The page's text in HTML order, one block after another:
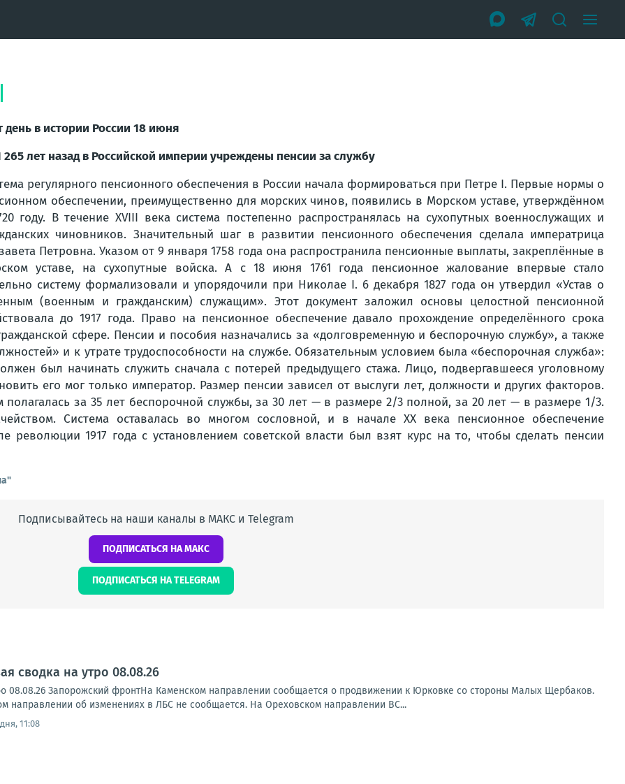
день в истории России 18 июня
265 лет назад в Российской империи учреждены пенсии за службу
регулярного пенсионного обеспечения в России начала формироваться при Петре I. Первые нормы о
обеспечении, преимущественно для морских чинов, появились в Морском уставе, утверждённом
году. В течение XVIII века система постепенно распространялась на сухопутных военнослужащих и
чиновников. Значительный шаг в развитии пенсионного обеспечения сделала императрица
Петровна. Указом от 9 января 1758 года она распространила пенсионные выплаты, закреплённые в
уставе, на сухопутные войска. А с 18 июня 1761 года пенсионное жалование впервые стало
систему формализовали и упорядочили при Николае I. 6 декабря 1827 года он утвердил «Устав о
(военным и гражданским) служащим». Этот документ заложил основы целостной пенсионной
до 1917 года. Право на пенсионное обеспечение давало прохождение определённого срока
сфере. Пенсии и пособия назначались за «долговременную и беспорочную службу», а также
и к утрате трудоспособности на службе. Обязательным условием была «беспорочная служба»:
был начинать служить сначала с потерей предыдущего стажа. Лицо, подвергавшееся уголовному
его мог только император. Размер пенсии зависел от выслуги лет, должности и других факторов.
за 35 лет беспорочной службы, за 30 лет — в размере 2/3 полной, за 20 лет — в размере 1/3.
Система оставалась во многом сословной, и в начале XX века пенсионное обеспечение
революции 1917 года с установлением советской власти был взят курс на то, чтобы сделать пенсии
Подписывайтесь на наши каналы в МАКС и Telegram
ПОДПИСАТЬСЯ НА МАКС
ПОДПИСАТЬСЯ НА TELEGRAM
сводка на утро 08.08.26
08.08.26 Запорожский фронтНа Каменском направлении сообщается о продвижении к Юрковке со стороны Малых Щербаков.
направлении об изменениях в ЛБС не сообщается. На Ореховском направлении ВС...
11:08